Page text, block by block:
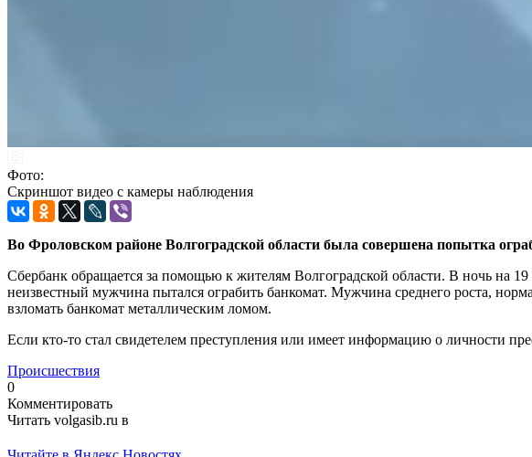
Фото:
Скриншот видео с камеры наблюдения
Во Фроловском районе Волгоградской области была совершена попытка
Сбербанк обращается за помощью к жителям Волгоградской области. В ночь на
неизвестный мужчина пытался ограбить банкомат. Мужчина среднего роста,
взломать банкомат металлическим ломом.
Если кто-то стал свидетелем преступления или имеет информацию о личности
Происшествия
0
Комментировать
Читать volgasib.ru в